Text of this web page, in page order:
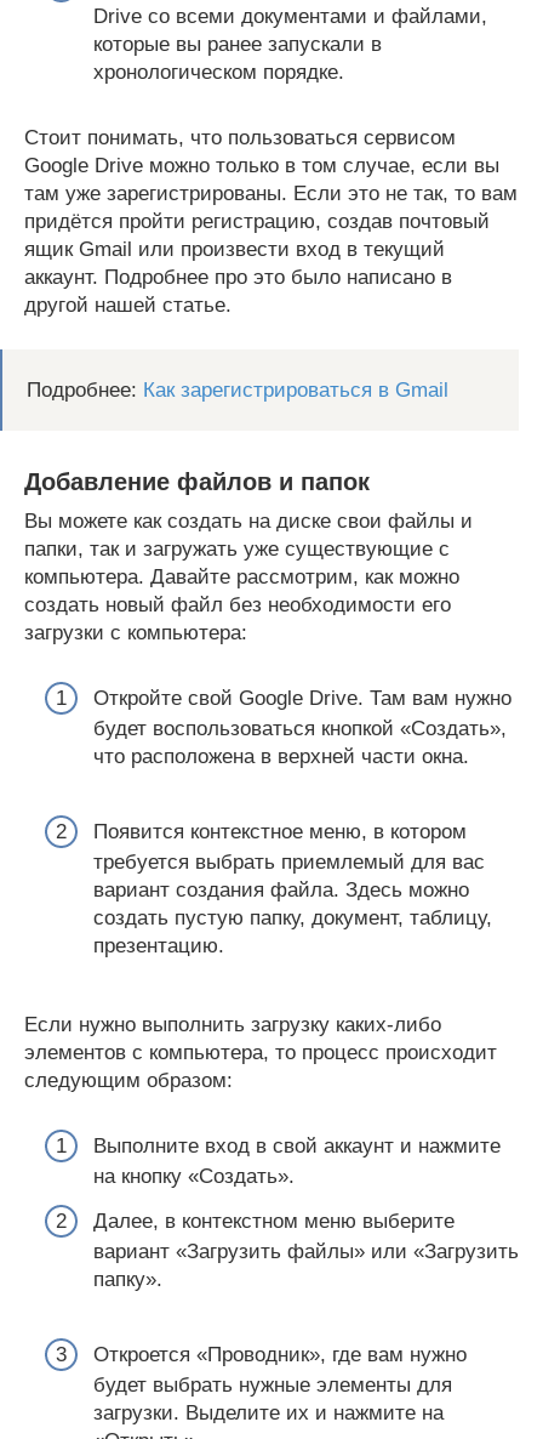
Drive со всеми документами и файлами,
которые вы ранее запускали в
хронологическом порядке.
Стоит понимать, что пользоваться сервисом
Google Drive можно только в том случае, если вы
там уже зарегистрированы. Если это не так, то вам
придётся пройти регистрацию, создав почтовый
ящик Gmail или произвести вход в текущий
аккаунт. Подробнее про это было написано в
другой нашей статье.
Подробнее: Как зарегистрироваться в Gmail
Добавление файлов и папок
Вы можете как создать на диске свои файлы и
папки, так и загружать уже существующие с
компьютера. Давайте рассмотрим, как можно
создать новый файл без необходимости его
загрузки с компьютера:
Откройте свой Google Drive. Там вам нужно
будет воспользоваться кнопкой «Создать»,
что расположена в верхней части окна.
Появится контекстное меню, в котором
требуется выбрать приемлемый для вас
вариант создания файла. Здесь можно
создать пустую папку, документ, таблицу,
презентацию.
Если нужно выполнить загрузку каких-либо
элементов с компьютера, то процесс происходит
следующим образом:
Выполните вход в свой аккаунт и нажмите
на кнопку «Создать».
Далее, в контекстном меню выберите
вариант «Загрузить файлы» или «Загрузить
папку».
Откроется «Проводник», где вам нужно
будет выбрать нужные элементы для
загрузки. Выделите их и нажмите на